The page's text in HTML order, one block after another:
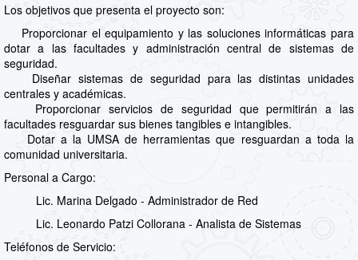
Los objetivos que presenta el proyecto son:
Proporcionar el equipamiento y las soluciones informáticas para
dotar a las facultades y administración central de sistemas de
seguridad.
Diseñar sistemas de seguridad para las distintas unidades
centrales y académicas.
Proporcionar servicios de seguridad que permitirán a las
facultades resguardar sus bienes tangibles e intangibles.
Dotar a la UMSA de herramientas que resguardan a toda la
comunidad universitaria.
Personal a Cargo:
Lic. Marina Delgado - Administrador de Red
Lic. Leonardo Patzi Collorana - Analista de Sistemas
Teléfonos de Servicio: